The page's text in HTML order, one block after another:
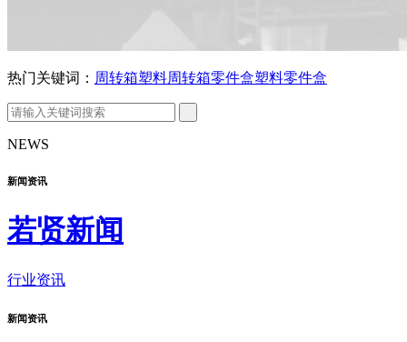
热门关键词： 周转箱塑料周转箱零件盒塑料零件盒
NEWS
新闻资讯
若贤新闻
行业资讯
新闻资讯